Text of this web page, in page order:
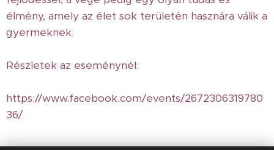
élmény, amely az élet sok területén hasznára válik a
gyermeknek.
Részletek az eseménynél:
https://www.facebook.com/events/2672306319780
36/